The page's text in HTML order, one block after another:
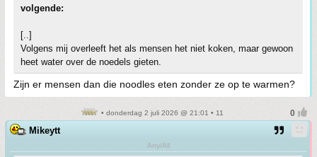
volgende:
[..]
Volgens mij overleeft het als mensen het niet koken, maar gewoon
heet water over de noedels gieten.
Zijn er mensen dan die noodles eten zonder ze op te warmen?
• donderdag 2 juli 2026 @ 21:01 • 11
Mikeytt
Any/All